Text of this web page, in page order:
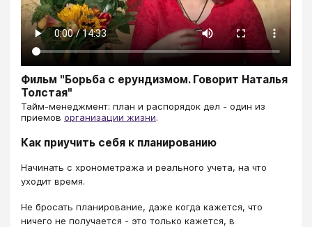
Фильм "Борьба с ерундизмом. Говорит Наталья
Толстая"
​​​​​​​Тайм-менеджмент: план и распорядок дел - один из
приемов организации жизни.
Как приучить себя к планированию
Начинать с хронометража и реального учета, на что
уходит время.
Не бросать планирование, даже когда кажется, что
ничего не получается - это только кажется, в